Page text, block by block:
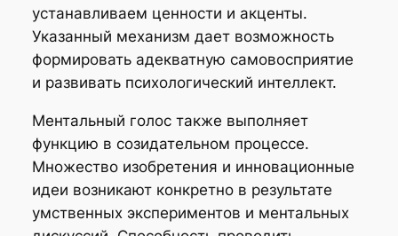
устанавливаем ценности и акценты.
Указанный механизм дает возможность
формировать адекватную самовосприятие
и развивать психологический интеллект.
Ментальный голос также выполняет
функцию в созидательном процессе.
Множество изобретения и инновационные
идеи возникают конкретно в результате
умственных экспериментов и ментальных